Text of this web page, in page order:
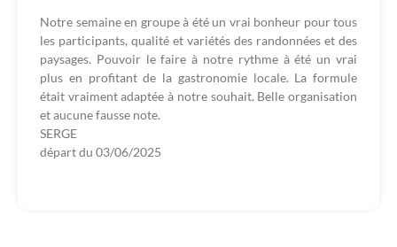
Notre semaine en groupe à été un vrai bonheur pour tous
les participants, qualité et variétés des randonnées et des
paysages. Pouvoir le faire à notre rythme à été un vrai
plus en profitant de la gastronomie locale. La formule
était vraiment adaptée à notre souhait. Belle organisation
et aucune fausse note.
SERGE
départ du 03/06/2025